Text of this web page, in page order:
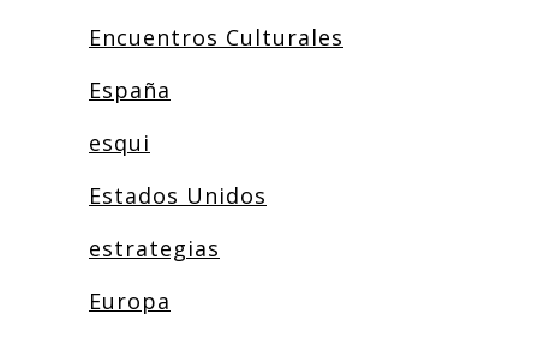
Encuentros Culturales
España
esqui
Estados Unidos
estrategias
Europa